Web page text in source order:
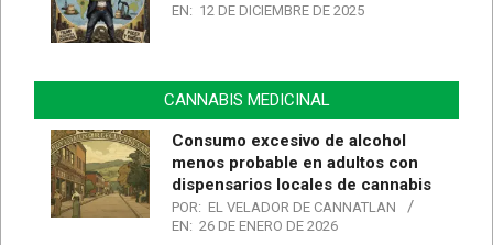
EN: 12 DE DICIEMBRE DE 2025
CANNABIS MEDICINAL
Consumo excesivo de alcohol
menos probable en adultos con
dispensarios locales de cannabis
POR: EL VELADOR DE CANNATLAN
EN: 26 DE ENERO DE 2026